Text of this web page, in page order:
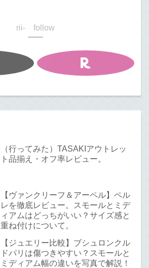
rii- follow
（行ってみた）TASAKIアウトレッ
ト品揃え・オフ率レビュー。
【ヴァンクリーフ＆アーペル】ペル
レを徹底レビュー。スモールとミデ
ィアムはどっちがいい？サイズ感と
重ね付けについて。
【ジュエリー比較】ブシュロンクル
ドパリは傷つきやすい？スモールと
ミディアム幅の違いを写真で解説！